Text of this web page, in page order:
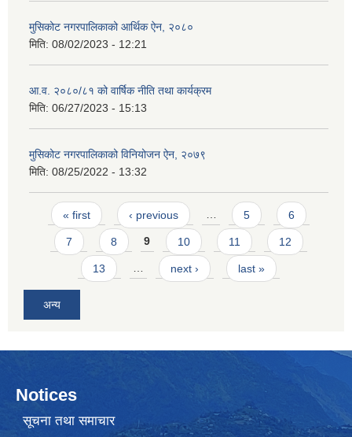
मुसिकोट नगरपालिकाको आर्थिक ऐन, २०८०
मिति: 08/02/2023 - 12:21
आ.व. २०८०/८१ को वार्षिक नीति तथा कार्यक्रम
मिति: 06/27/2023 - 15:13
मुसिकोट नगरपालिकाको विनियोजन ऐन, २०७९
मिति: 08/25/2022 - 13:32
Pages
« first ‹ previous … 5 6
7 8 9 10 11 12
13 … next › last »
अन्य
Notices
सूचना तथा समाचार